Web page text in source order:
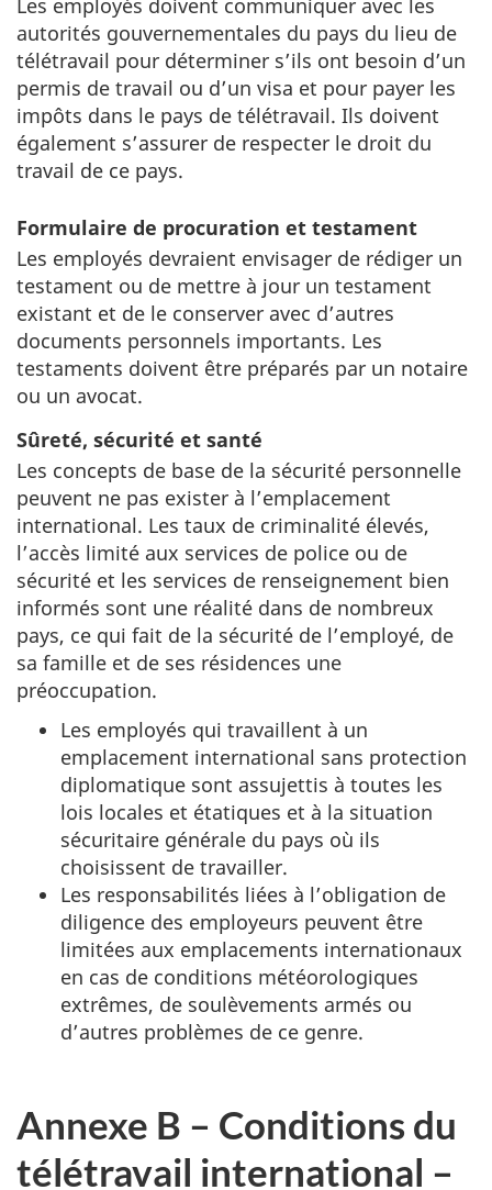
Les employés doivent communiquer avec les
autorités gouvernementales du pays du lieu de
télétravail pour déterminer s’ils ont besoin d’un
permis de travail ou d’un visa et pour payer les
impôts dans le pays de télétravail. Ils doivent
également s’assurer de respecter le droit du
travail de ce pays.
Formulaire de procuration et testament
Les employés devraient envisager de rédiger un
testament ou de mettre à jour un testament
existant et de le conserver avec d’autres
documents personnels importants. Les
testaments doivent être préparés par un notaire
ou un avocat.
Sûreté, sécurité et santé
Les concepts de base de la sécurité personnelle
peuvent ne pas exister à l’emplacement
international. Les taux de criminalité élevés,
l’accès limité aux services de police ou de
sécurité et les services de renseignement bien
informés sont une réalité dans de nombreux
pays, ce qui fait de la sécurité de l’employé, de
sa famille et de ses résidences une
préoccupation.
Les employés qui travaillent à un
emplacement international sans protection
diplomatique sont assujettis à toutes les
lois locales et étatiques et à la situation
sécuritaire générale du pays où ils
choisissent de travailler.
Les responsabilités liées à l’obligation de
diligence des employeurs peuvent être
limitées aux emplacements internationaux
en cas de conditions météorologiques
extrêmes, de soulèvements armés ou
d’autres problèmes de ce genre.
Annexe B – Conditions du
télétravail international –